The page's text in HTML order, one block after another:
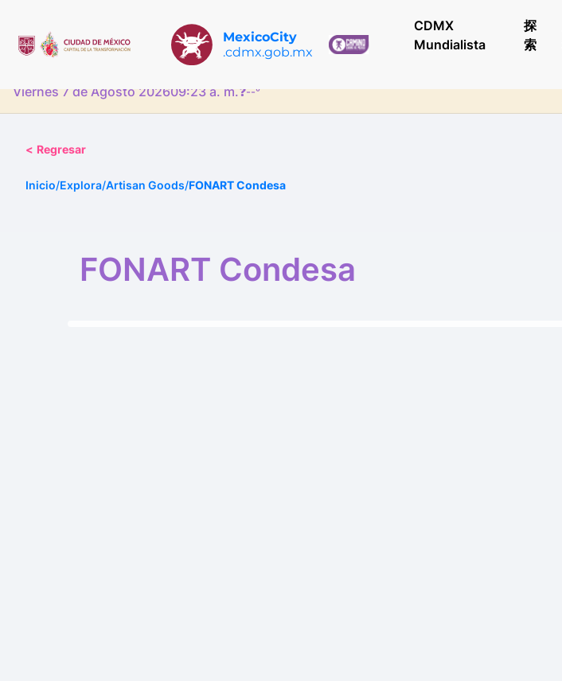
MexicoCity
.cdmx.gob.mx
CDMX
Mundialista
探
索
Viernes 7 de Agosto 202609:23 a. m.❓--°
< Regresar
Inicio/Explora/Artisan Goods/FONART Condesa
FONART Condesa